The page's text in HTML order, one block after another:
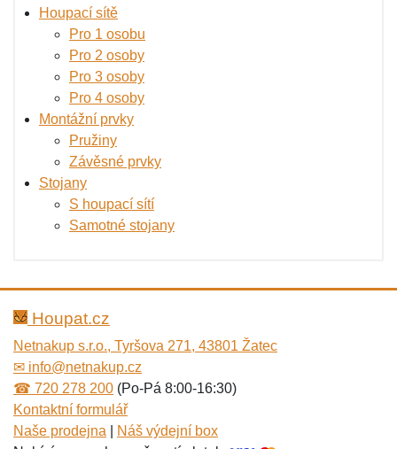
Houpací sítě
Pro 1 osobu
Pro 2 osoby
Pro 3 osoby
Pro 4 osoby
Montážní prvky
Pružiny
Závěsné prvky
Stojany
S houpací sítí
Samotné stojany
Houpat.cz
Netnakup s.r.o., Tyršova 271, 43801 Žatec
✉ info@netnakup.cz
☎ 720 278 200 (Po-Pá 8:00-16:30)
Kontaktní formulář
Naše prodejna
Náš výdejní box